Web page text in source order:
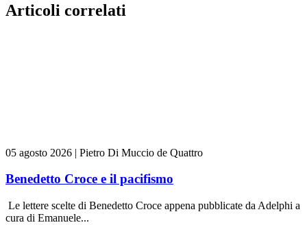
Articoli correlati
05 agosto 2026 | Pietro Di Muccio de Quattro
Benedetto Croce e il pacifismo
Le lettere scelte di Benedetto Croce appena pubblicate da Adelphi a
cura di Emanuele...